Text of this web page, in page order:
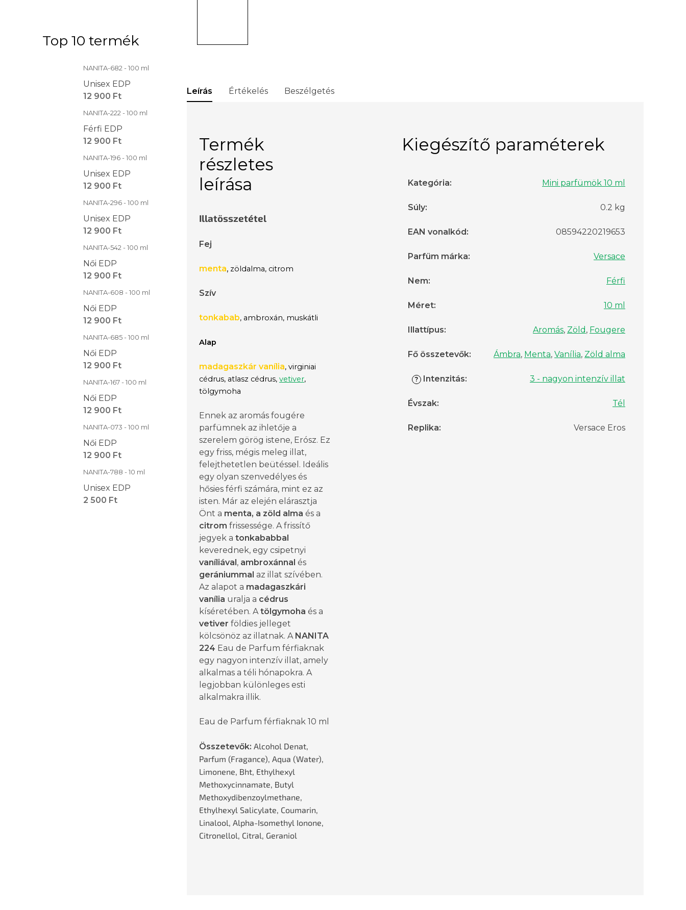
Top 10 termék
NANITA-682 - 100 ml
Unisex EDP
12 900 Ft
NANITA-222 - 100 ml
Férfi EDP
12 900 Ft
NANITA-196 - 100 ml
Unisex EDP
12 900 Ft
NANITA-296 - 100 ml
Unisex EDP
12 900 Ft
NANITA-542 - 100 ml
Női EDP
12 900 Ft
NANITA-608 - 100 ml
Női EDP
12 900 Ft
NANITA-685 - 100 ml
Női EDP
12 900 Ft
NANITA-167 - 100 ml
Női EDP
12 900 Ft
NANITA-073 - 100 ml
Női EDP
12 900 Ft
NANITA-788 - 10 ml
Unisex EDP
2 500 Ft
Leírás Értékelés Beszélgetés
Termék
részletes
leírása
Illatösszetétel
Fej
menta, zöldalma, citrom
Szív
tonkabab, ambroxán, muskátli
Alap
madagaszkár vanília, virginiai
cédrus, atlasz cédrus, vetiver,
tölgymoha
Ennek az aromás fougére
parfümnek az ihletője a
szerelem görög istene, Erósz. Ez
egy friss, mégis meleg illat,
felejthetetlen beütéssel. Ideális
egy olyan szenvedélyes és
hősies férfi számára, mint ez az
isten. Már az elején elárasztja
Önt a menta, a zöld alma és a
citrom frissessége. A frissítő
jegyek a tonkababbal
keverednek, egy csipetnyi
vaníliával , ambroxánnal és
gerániummal az illat szívében.
Az alapot a madagaszkári
vanília uralja a cédrus
kíséretében. Atölgymoha és a
vetiver földies jelleget
kölcsönöz az illatnak. A NANITA
224 Eau de Parfum férfiaknak
egy nagyon intenzív illat, amely
alkalmas a téli hónapokra. A
legjobban különleges esti
alkalmakra illik.
Eau de Parfum férfiaknak 10 ml
Összetevők: Alcohol Denat,
Parfum (Fragance), Aqua (Water),
Limonene, Bht, Ethylhexyl
Methoxycinnamate, Butyl
Methoxydibenzoylmethane,
Ethylhexyl Salicylate, Coumarin,
Linalool, Alpha-Isomethyl Ionone,
Citronellol, Citral, Geraniol
Kiegészítő paraméterek
Kategória: Mini parfümök 10 ml
Súly: 0.2 kg
EAN vonalkód : 08594220219653
Parfüm márka: Versace
Nem: Férfi
Méret: 10 ml
Illattípus: Aromás, Zöld , Fougere
Fő összetevők: Ámbra, Menta, Vanília, Zöld alma
? Intenzitás: 3 - nagyon intenzív illat
Évszak: Tél
Replika: Versace Eros